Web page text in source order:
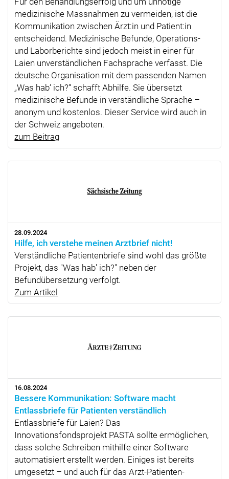
Für den Behandlungserfolg und um unnötige
medizinische Massnahmen zu vermeiden, ist die
Kommunikation zwischen Ärzt:in und Patient:in
entscheidend. Medizinische Befunde, Operations-
und Laborberichte sind jedoch meist in einer für
Laien unverständlichen Fachsprache verfasst. Die
deutsche Organisation mit dem passenden Namen
„Was hab‘ ich?“ schafft Abhilfe. Sie übersetzt
medizinische Befunde in verständliche Sprache –
anonym und kostenlos. Dieser Service wird auch in
der Schweiz angeboten.
zum Beitrag
28.09.2024
Hilfe, ich verstehe meinen Arztbrief nicht!
Verständliche Patientenbriefe sind wohl das größte
Projekt, das "Was hab' ich?" neben der
Befundübersetzung verfolgt.
Zum Artikel
16.08.2024
Bessere Kommunikation: Software macht
Entlassbriefe für Patienten verständlich
Entlassbriefe für Laien? Das
Innovationsfondsprojekt PASTA sollte ermöglichen,
dass solche Schreiben mithilfe einer Software
automatisiert erstellt werden. Einiges ist bereits
umgesetzt – und auch für das Arzt-Patienten-